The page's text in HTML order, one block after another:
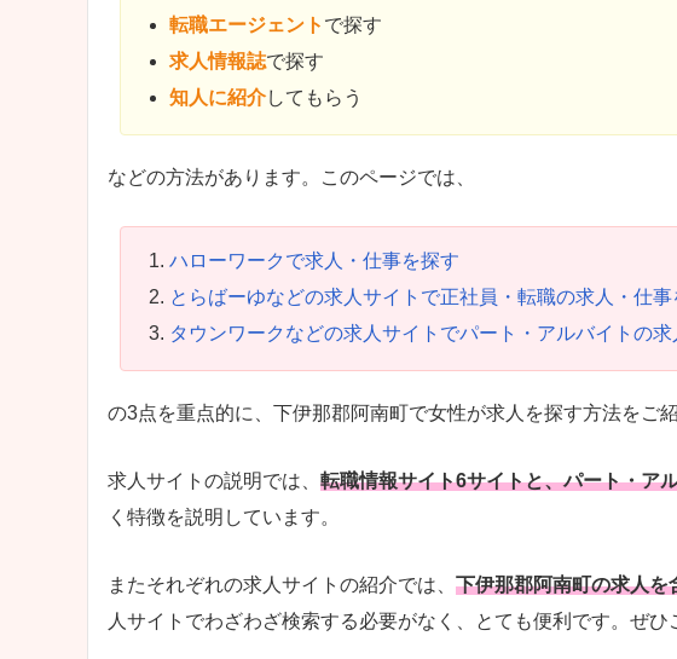
転職エージェント で探す
求人情報誌で探す
知人に紹介してもらう
などの方法があります。このページでは、
ハローワークで求人・仕事を探す
とらばーゆなどの求人サイトで正社員・転職の求人・仕事
タウンワークなどの求人サイトでパート・アルバイトの
の3点を重点的に、下伊那郡阿南町で女性が求人を探す方法をご紹
求人サイトの説明では、 転職情報サイト6サイトと、パート・ア
く特徴を説明しています。
またそれぞれの求人サイトの紹介では、 下伊那郡阿南町の求人を
人サイトでわざわざ検索する必要がなく、とても便利です。ぜひ